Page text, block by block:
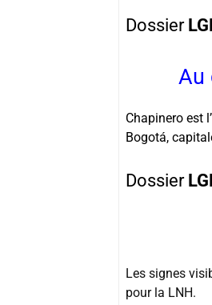
Dossier
Au
Chapinero est
Bogotá,
Dossier
Les signes
pour la LNH.